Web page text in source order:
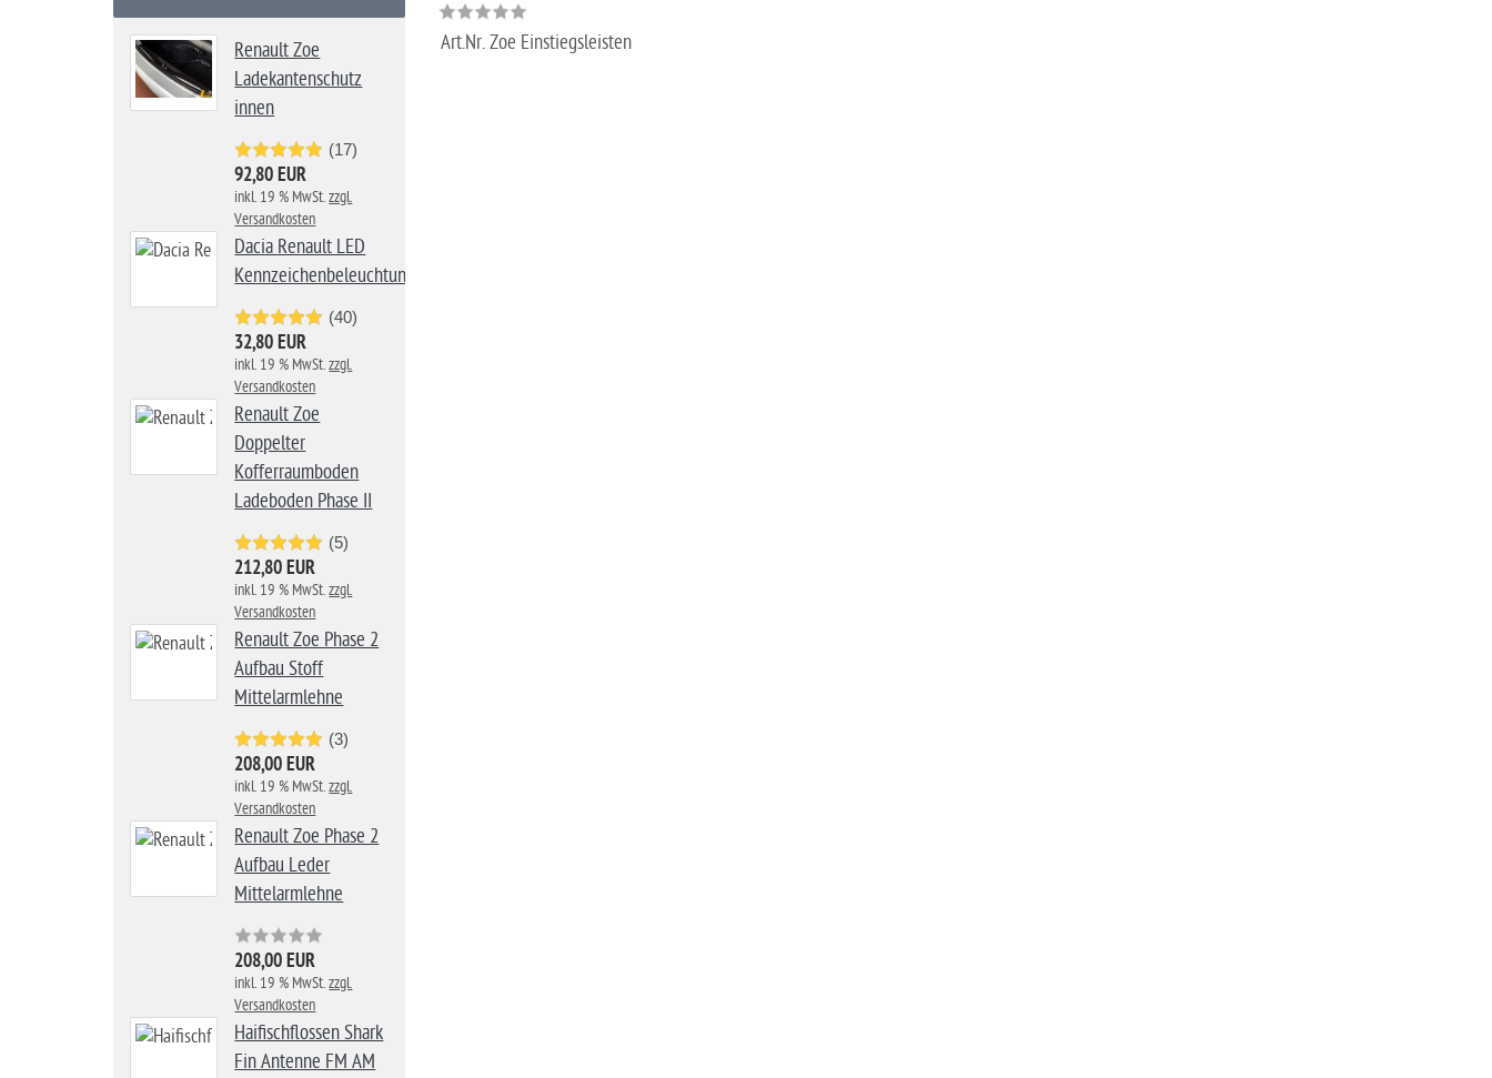
Art.Nr.Zoe Einstiegsleisten
Renault Zoe
Ladekantenschutz
innen
(17)
92,80 EUR
inkl. 19 % MwSt.zzgl.
Versandkosten
Dacia Renault LED
Kennzeichenbeleuchtung
(40)
32,80 EUR
inkl. 19 % MwSt.zzgl.
Versandkosten
Renault Zoe
Doppelter
Kofferraumboden
Ladeboden Phase II
(5)
212,80 EUR
inkl. 19 % MwSt.zzgl.
Versandkosten
Renault Zoe Phase 2
Aufbau Stoff
Mittelarmlehne
(3)
208,00 EUR
inkl. 19 % MwSt.zzgl.
Versandkosten
Renault Zoe Phase 2
Aufbau Leder
Mittelarmlehne
208,00 EUR
inkl. 19 % MwSt.zzgl.
Versandkosten
Haifischflossen Shark
Fin Antenne FM AM